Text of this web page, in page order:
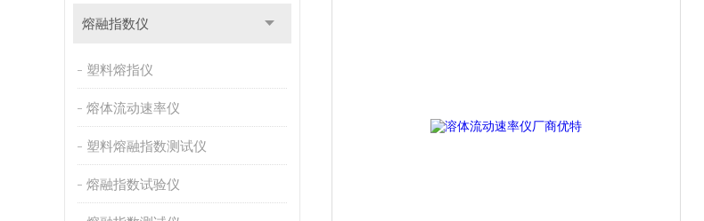
熔融指数仪
塑料熔指仪
熔体流动速率仪
塑料熔融指数测试仪
熔融指数试验仪